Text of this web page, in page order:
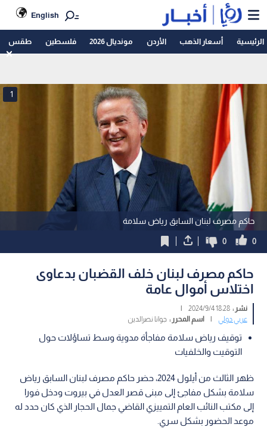
English
الرئيسية أسعار الذهب الأردن مونديال 2026 فلسطين طقس
حاكم مصرف لبنان السابق رياض سلامة
1
0
0
حاكم مصرف لبنان خلف القضبان بدعاوى
اختلاس أموال عامة
نشر :18:28 2024/9/4
|
عربي دولي
| اسم المحرر :جوانا نصرالدين
توقيف رياض سلامة مفاجأة مدوية وسط تساؤلات حول
التوقيت والخلفيات
ظهر الثالث من أيلول 2024، حضر حاكم مصرف لبنان السابق رياض
سلامة بشكل مفاجئ إلى مبنى قصر العدل في بيروت ودخل فورا
إلى مكتب النائب العام التمييزي القاضي جمال الحجار الذي كان حدد له
موعد الحضور بشكل سري.